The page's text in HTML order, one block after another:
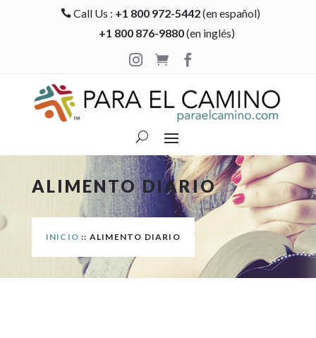
 Call Us : +1 800 972-5442(en español)
+1 800 876-9880(en inglés)

 
ALIMENTO DIARIO
INICIO :: ALIMENTO DIARIO